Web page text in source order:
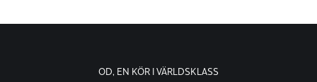
OD, EN KÖR I VÄRLDSKLASS